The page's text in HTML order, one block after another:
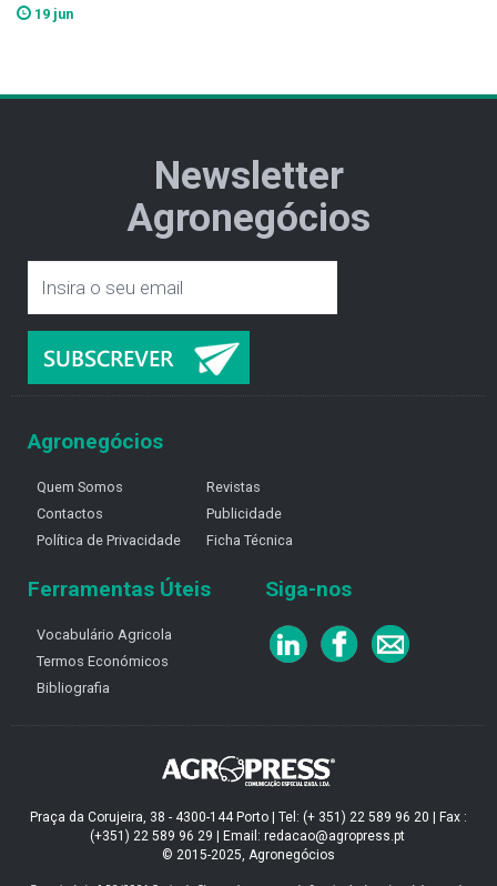
19 jun
Newsletter
Agronegócios
Agronegócios
Quem Somos
Contactos
Política de Privacidade
Revistas
Publicidade
Ficha Técnica
Ferramentas Úteis
Vocabulário Agricola
Termos Económicos
Bibliografia
Siga-nos
Praça da Corujeira, 38 - 4300-144 Porto | Tel: (+ 351) 22 589 96 20 | Fax :
(+351) 22 589 96 29 | Email: redacao@agropress.pt
© 2015-2025, Agronegócios